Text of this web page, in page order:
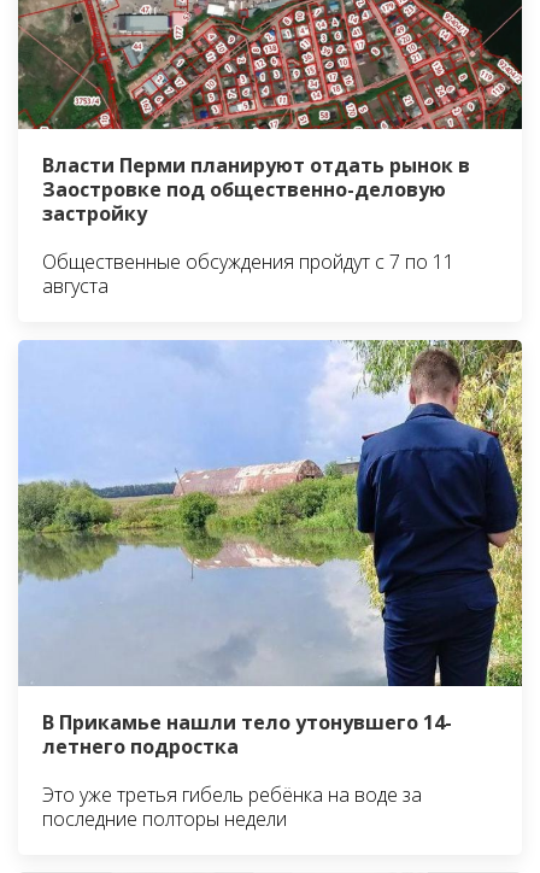
Власти Перми планируют отдать рынок в
Заостровке под общественно-деловую
застройку
Общественные обсуждения пройдут с 7 по 11
августа
В Прикамье нашли тело утонувшего 14-
летнего подростка
Это уже третья гибель ребёнка на воде за
последние полторы недели